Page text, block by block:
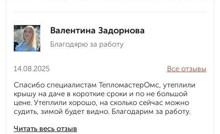
Валентина Задорнова
Благодярю за работу
14.08.2025
Читать весь отзыв
Все отзывы
Спасибо специалистам ТепломастерОмс, утеплили
крышу на даче в короткие сроки и по не большой
цене. Утеплили хорошо, на сколько сейчас можно
судить, зимой будет видно. Благодарим за работу.